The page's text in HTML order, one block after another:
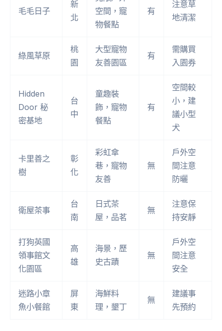
毛毛日子
新
北
空間，寵
物餐點
有
注意草
地清潔
綠風草原
桃
園
大型寵物
友善園區
有
需購買
入園券
Hidden
Door 秘
密基地
台
中
童趣裝
飾，寵物
餐點
有
空間較
小，建
議小型
犬
卡里善之
樹
彰
化
彩虹傘
巷，寵物
友善
無
戶外空
間注意
防曬
衛屋茶事
台
南
日式茶
屋，品茗
無
注意保
持安靜
打狗英國
領事館文
化園區
高
雄
海景，歷
史古蹟
無
戶外空
間注意
安全
迷路小章
魚小餐館
屏
東
海鮮料
理，墾丁
無
建議事
先預約